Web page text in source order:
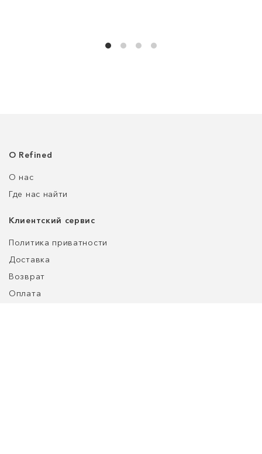
О Refined
О нас
Где нас найти
Клиентский сервис
Политика приватности
Доставка
Возврат
Оплата